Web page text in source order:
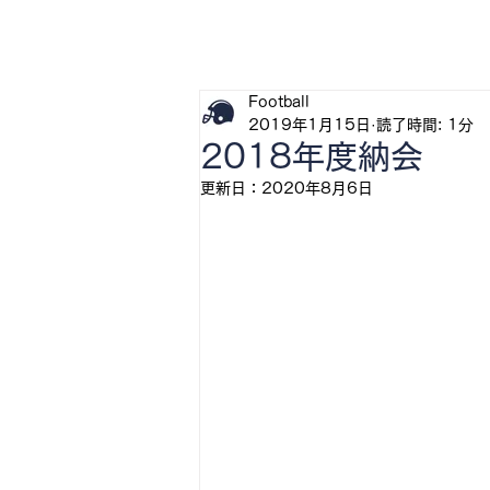
2018年度納会
Football
2019年1月15日 読了時間: 1分
更新日： 2020年8月6日